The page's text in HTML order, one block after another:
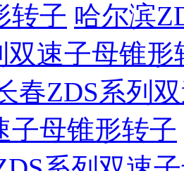
转子 哈尔滨
双速子母锥形
春ZDS系列
子母锥形转子